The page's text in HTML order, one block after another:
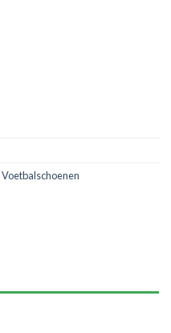
Voetbalschoenen